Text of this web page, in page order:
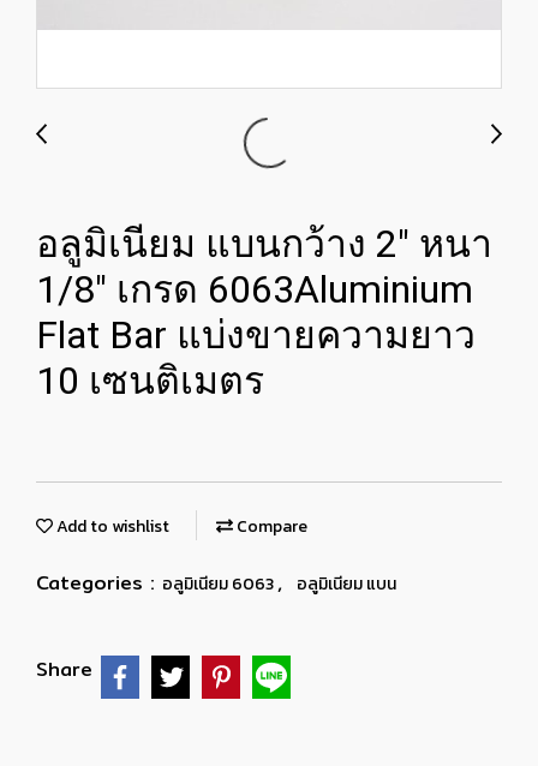
อลูมิเนียม แบนกว้าง 2" หนา
1/8" เกรด 6063Aluminium
Flat Bar แบ่งขายความยาว
10 เซนติเมตร
Add to wishlist Compare
Categories : อลูมิเนียม 6063, อลูมิเนียม แบน
Share